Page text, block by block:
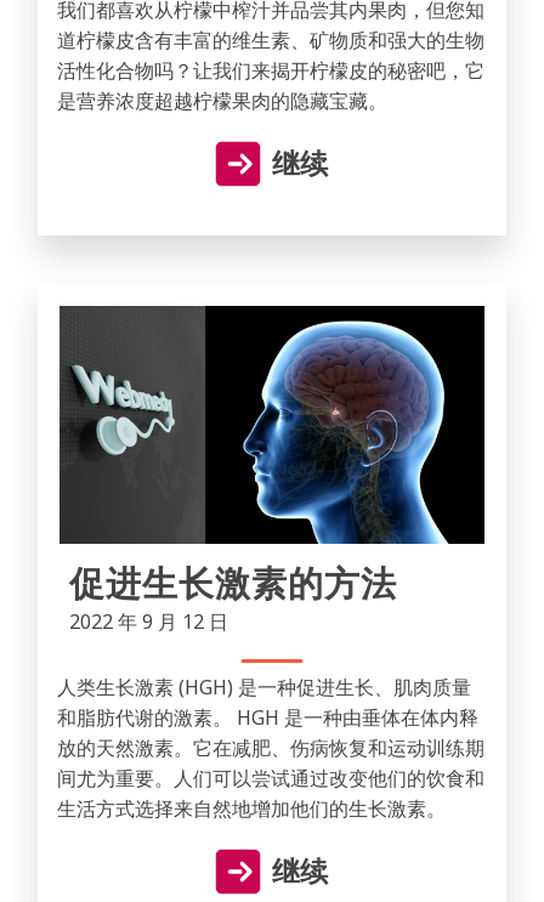
我们都喜欢从柠檬中榨汁并品尝其内果肉，但您知
道柠檬皮含有丰富的维生素、矿物质和强大的生物
活性化合物吗？让我们来揭开柠檬皮的秘密吧，它
是营养浓度超越柠檬果肉的隐藏宝藏。
继续
促进生长激素的方法
2022 年 9 月 12 日
人类生长激素 (HGH) 是一种促进生长、肌肉质量
和脂肪代谢的激素。 HGH 是一种由垂体在体内释
放的天然激素。它在减肥、伤病恢复和运动训练期
间尤为重要。人们可以尝试通过改变他们的饮食和
生活方式选择来自然地增加他们的生长激素。
继续